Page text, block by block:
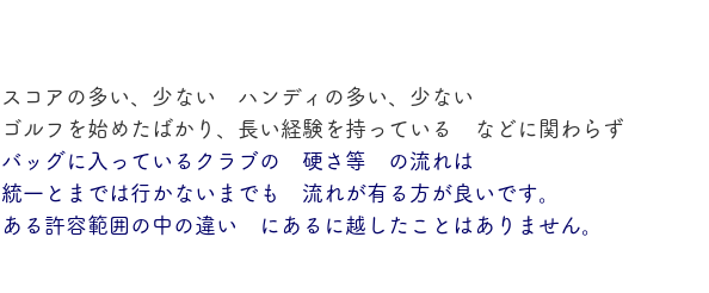
スコアの多い、少ない　ハンディの多い、少ない
ゴルフを始めたばかり、長い経験を持っている　などに関わらず
バッグに入っているクラブの　硬さ等　の流れは
統一とまでは行かないまでも　流れが有る方が良いです。
ある許容範囲の中の違い　にあるに越したことはありません。